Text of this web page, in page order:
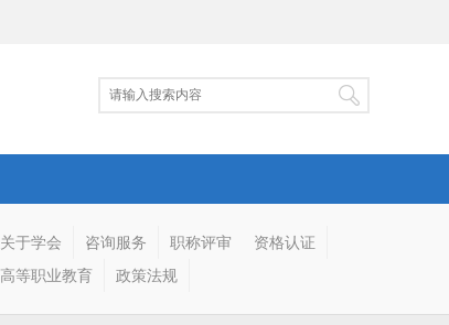
关于学会 咨询服务 职称评审
资格认证
高等职业教育
政策法规